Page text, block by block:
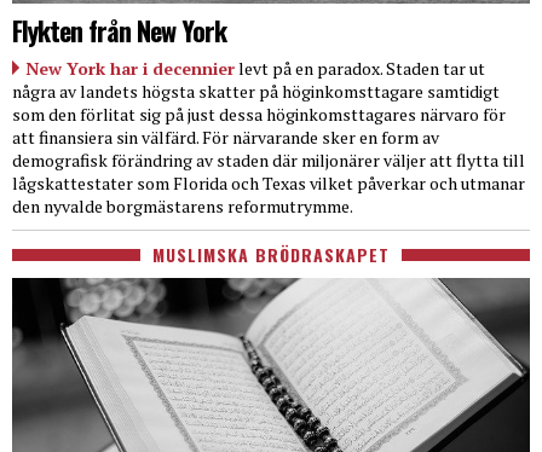
Flykten från New York
New York har i decennierlevt på en paradox. Staden tar ut
några av landets högsta skatter på höginkomsttagare samtidigt
som den förlitat sig på just dessa höginkomsttagares närvaro för
att finansiera sin välfärd. För närvarande sker en form av
demografisk förändring av staden där miljonärer väljer att flytta till
lågskattestater som Florida och Texas vilket påverkar och utmanar
den nyvalde borgmästarens reformutrymme.
MUSLIMSKA BRÖDRASKAPET